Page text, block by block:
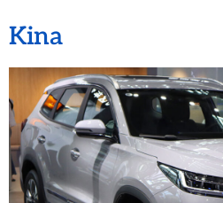
Kina